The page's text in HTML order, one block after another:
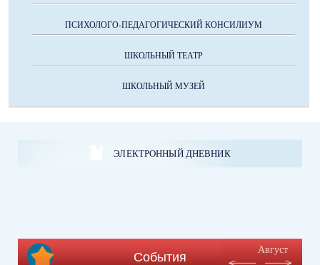
ПСИХОЛОГО-ПЕДАГОГИЧЕСКИЙ КОНСИЛИУМ
ШКОЛЬНЫЙ ТЕАТР
ШКОЛЬНЫЙ МУЗЕЙ
ЭЛЕКТРОННЫЙ ДНЕВНИК
События
Август